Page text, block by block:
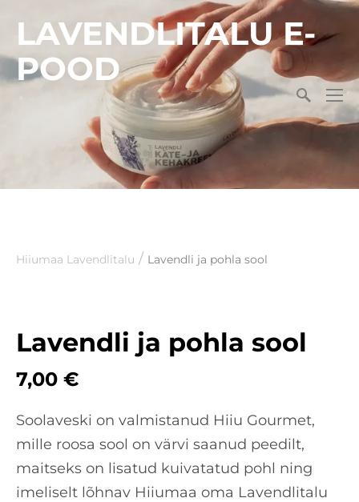
LAVENDLITALU E-
POOD
Hiiumaa Lavendlitalu / Lavendli ja pohla sool
Lavendli ja pohla sool
7,00 €
Soolaveski on valmistanud Hiiu Gourmet,
mille roosa sool on värvi saanud peedilt,
maitseks on lisatud kuivatatud pohl ning
imeliselt lõhnav Hiiumaa oma Lavendlitalu